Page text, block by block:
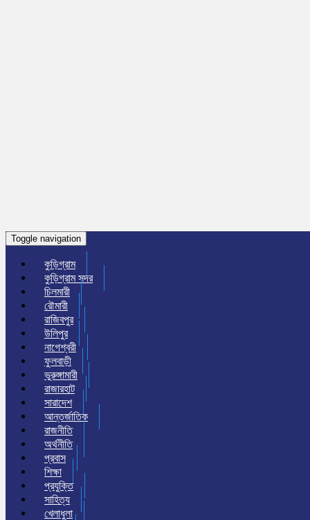
Toggle navigation
কুড়িগ্রাম
কুড়িগ্রাম সদর
চিলমারী
রৌমারী
রাজিবপুর
উলিপুর
নাগেশ্বরী
ফুলবাড়ী
ভুরুঙ্গামারী
রাজারহাট
সারাদেশ
আন্তর্জাতিক
রাজনীতি
অর্থনীতি
প্রবাস
শিক্ষা
প্রযুক্তি
সাহিত্য
খেলাধুলা